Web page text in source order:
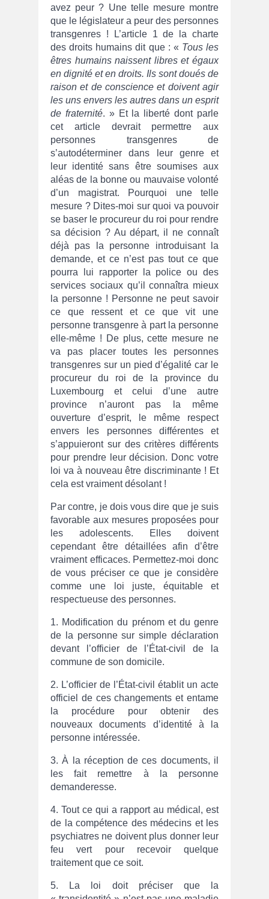
avez peur ? Une telle mesure montre
que le législateur a peur des personnes
transgenres ! L’article 1 de la charte
des droits humains dit que : « Tous les
êtres humains naissent libres et égaux
en dignité et en droits. Ils sont doués de
raison et de conscience et doivent agir
les uns envers les autres dans un esprit
de fraternité. » Et la liberté dont parle
cet article devrait permettre aux
personnes transgenres de
s’autodéterminer dans leur genre et
leur identité sans être soumises aux
aléas de la bonne ou mauvaise volonté
d’un magistrat. Pourquoi une telle
mesure ? Dites-moi sur quoi va pouvoir
se baser le procureur du roi pour rendre
sa décision ? Au départ, il ne connaît
déjà pas la personne introduisant la
demande, et ce n’est pas tout ce que
pourra lui rapporter la police ou des
services sociaux qu’il connaîtra mieux
la personne ! Personne ne peut savoir
ce que ressent et ce que vit une
personne transgenre à part la personne
elle-même ! De plus, cette mesure ne
va pas placer toutes les personnes
transgenres sur un pied d’égalité car le
procureur du roi de la province du
Luxembourg et celui d’une autre
province n’auront pas la même
ouverture d’esprit, le même respect
envers les personnes différentes et
s’appuieront sur des critères différents
pour prendre leur décision. Donc votre
loi va à nouveau être discriminante ! Et
cela est vraiment désolant !
Par contre, je dois vous dire que je suis
favorable aux mesures proposées pour
les adolescents. Elles doivent
cependant être détaillées afin d’être
vraiment efficaces. Permettez-moi donc
de vous préciser ce que je considère
comme une loi juste, équitable et
respectueuse des personnes.
1. Modification du prénom et du genre
de la personne sur simple déclaration
devant l’officier de l’État-civil de la
commune de son domicile.
2. L’officier de l’État-civil établit un acte
officiel de ces changements et entame
la procédure pour obtenir des
nouveaux documents d’identité à la
personne intéressée.
3. À la réception de ces documents, il
les fait remettre à la personne
demanderesse.
4. Tout ce qui a rapport au médical, est
de la compétence des médecins et les
psychiatres ne doivent plus donner leur
feu vert pour recevoir quelque
traitement que ce soit.
5. La loi doit préciser que la